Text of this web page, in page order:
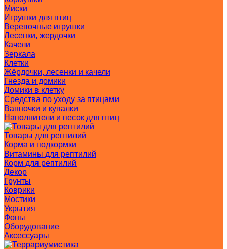
Миски
Игрушки для птиц
Веревочные игрушки
Лесенки, жердочки
Качели
Зеркала
Клетки
Жёрдочки, лесенки и качели
Гнезда и домики
Домики в клетку
Средства по уходу за птицами
Ванночки и купалки
Наполнители и песок для птиц
Товары для рептилий
Корма и подкормки
Витамины для рептилий
Корм для рептилий
Декор
Грунты
Коврики
Мостики
Укрытия
Фоны
Оборудование
Аксессуары